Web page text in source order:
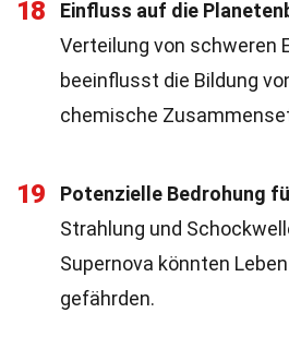
18 Einfluss auf die
Verteilung von schweren
beeinflusst die Bildung
chemische
19 Potenzielle Bedrohung
Strahlung und
Supernova könnten
gefährden.